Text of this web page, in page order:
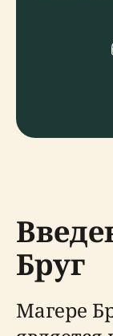
Бруг
Магере